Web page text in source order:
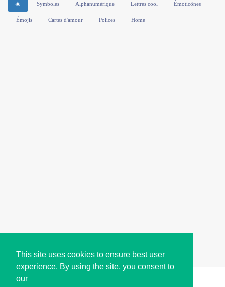
This site uses cookies to ensure best user
experience. By using the site, you consent to
our
🎄 Symboles Alphanumérique Lettres cool Émoticônes
Émojis Cartes d'amour Polices Home